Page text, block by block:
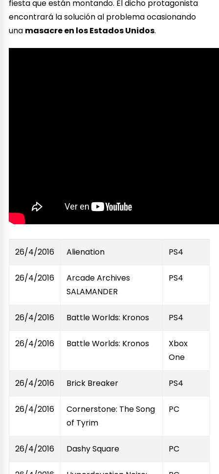
fiesta que están montando. El dicho protagonista
encontrará la solución al problema ocasionando
una masacre en los Estados Unidos.
26/4/2016 Alienation PS4
26/4/2016
Arcade Archives
SALAMANDER
PS4
26/4/2016 Battle Worlds: Kronos PS4
26/4/2016 Battle Worlds: Kronos
Xbox
One
26/4/2016 Brick Breaker PS4
26/4/2016
Cornerstone: The Song
of Tyrim
PC
26/4/2016 Dashy Square PC